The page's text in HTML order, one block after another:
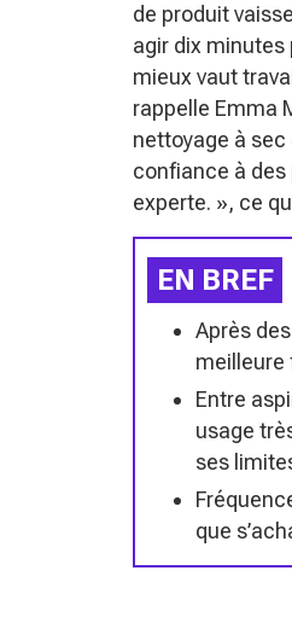
de produit
agir dix minutes
mieux vaut
rappelle Emma
nettoyage à
confiance à
experte. », ce
EN BREF
Après
meilleure
Entre
usage
ses
que